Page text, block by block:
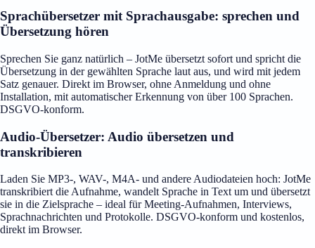
Sprachübersetzer mit Sprachausgabe: sprechen und
Übersetzung hören
Sprechen Sie ganz natürlich – JotMe übersetzt sofort und spricht die
Übersetzung in der gewählten Sprache laut aus, und wird mit jedem
Satz genauer. Direkt im Browser, ohne Anmeldung und ohne
Installation, mit automatischer Erkennung von über 100 Sprachen.
DSGVO-konform.
Audio-Übersetzer: Audio übersetzen und
transkribieren
Laden Sie MP3-, WAV-, M4A- und andere Audiodateien hoch: JotMe
transkribiert die Aufnahme, wandelt Sprache in Text um und übersetzt
sie in die Zielsprache – ideal für Meeting-Aufnahmen, Interviews,
Sprachnachrichten und Protokolle. DSGVO-konform und kostenlos,
direkt im Browser.